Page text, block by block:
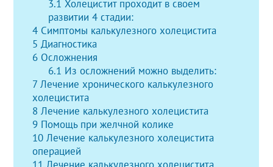
3.1 Холецистит проходит в своем
развитии 4 стадии:
4 Симптомы калькулезного холецистита
5 Диагностика
6 Осложнения
6.1 Из осложнений можно выделить:
7 Лечение хронического калькулезного
холецистита
8 Лечение калькулезного холецистита
9 Помощь при желчной колике
10 Лечение калькулезного холецистита
операцией